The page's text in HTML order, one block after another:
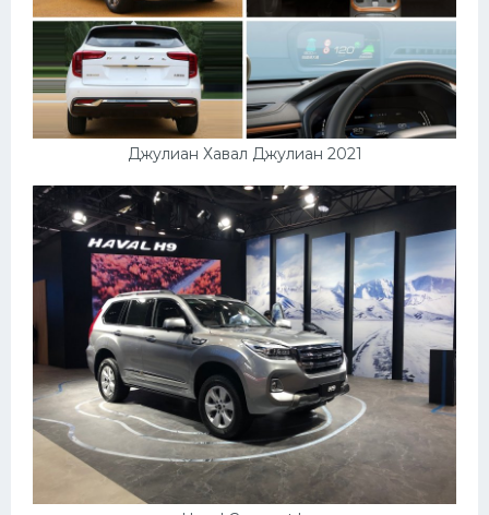
Джулиан Хавал Джулиан 2021